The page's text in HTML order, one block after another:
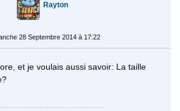
Rayton
28 Septembre 2014 à 17:22
et je voulais aussi savoir: La taille